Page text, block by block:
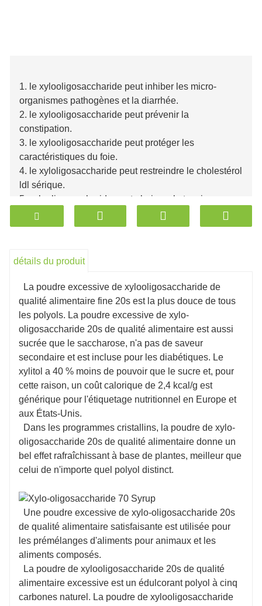
1. le xylooligosaccharide peut inhiber les micro-
organismes pathogènes et la diarrhée.
2. le xylooligosaccharide peut prévenir la
constipation.
3. le xylooligosaccharide peut protéger les
caractéristiques du foie.
4. le xyloligosaccharide peut restreindre le cholestérol
ldl sérique.
5. xylooligosaccharide peut abaisser la tension
artérielle.
6. xylooligosaccharide peut renforcer l'immunité du
7. xylooligosaccharide ont un équilibre unique de
chaleur acide.
Huit. xylooligosaccharide peut prévenir et protéger les
caries dentaires variables, freiner la croissance des
bactéries buccales.
détails du produit
La poudre excessive de xylooligosaccharide de
qualité alimentaire fine 20s est la plus douce de tous
les polyols. La poudre excessive de xylo-
oligosaccharide 20s de qualité alimentaire est aussi
sucrée que le saccharose, n'a pas de saveur
secondaire et est incluse pour les diabétiques. Le
xylitol a 40 % moins de pouvoir que le sucre et, pour
cette raison, un coût calorique de 2,4 kcal/g est
générique pour l'étiquetage nutritionnel en Europe et
aux États-Unis.
Dans les programmes cristallins, la poudre de xylo-
oligosaccharide 20s de qualité alimentaire donne un
bel effet rafraîchissant à base de plantes, meilleur que
celui de n'importe quel polyol distinct.
Une poudre excessive de xylo-oligosaccharide 20s
de qualité alimentaire satisfaisante est utilisée pour
les prémélanges d'aliments pour animaux et les
aliments composés.
La poudre de xylooligosaccharide 20s de qualité
alimentaire excessive est un édulcorant polyol à cinq
carbones naturel. La poudre de xylooligosaccharide